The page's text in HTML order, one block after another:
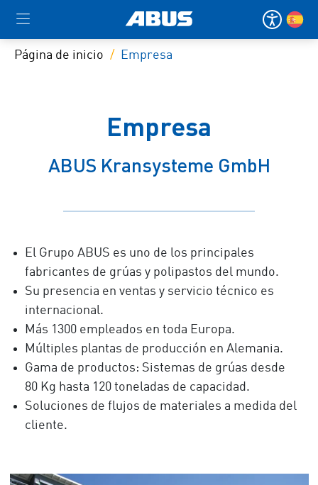
Página de inicio Empresa
Empresa
ABUS Kransysteme GmbH
El Grupo ABUS es uno de los principales
fabricantes de grúas y polipastos del mundo.
Su presencia en ventas y servicio técnico es
internacional.
Más 1300 empleados en toda Europa.
Múltiples plantas de producción en Alemania.
Gama de productos: Sistemas de grúas desde
80 Kg hasta 120 toneladas de capacidad.
Soluciones de flujos de materiales a medida del
cliente.